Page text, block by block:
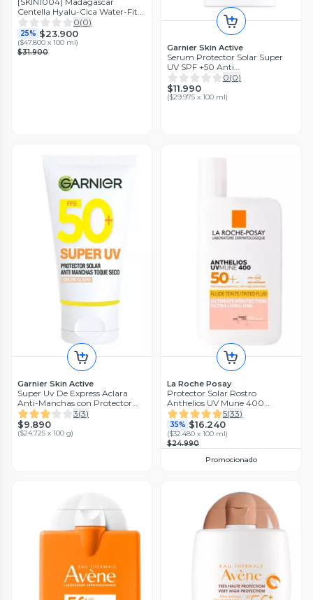
Centella Hyalu-Cica Water-Fit
Sun Serum 50ml
0(0)
25% $23.900
($47.800 x 100 ml)
$31.900
Garnier Skin Active
Serum Protector Solar Super
UV SPF +50 Anti
imperfecciones 40 ml
0(0)
$11.990
($29.975 x 100 ml)
Garnier Skin Active
Super Uv De Express Aclara
Anti-Manchas con Protector
Solar Toque Seco Color Claro 37
ml
3(3)
$9.890
($24.725 x 100 g)
La Roche Posay
Protector Solar Rostro
Anthelios UV Mune 400
FPS50+ con Color 50 ml
5(33)
35% $16.240
($32.480 x 100 ml)
$24.990
Promocionado